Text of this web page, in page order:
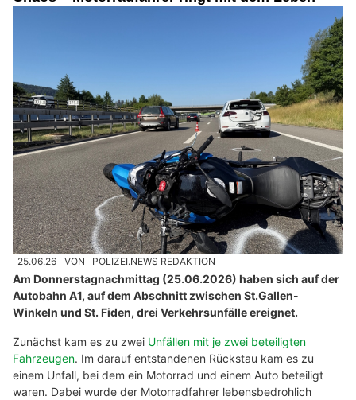
25.06.26 VON POLIZEI.NEWS REDAKTION
Am Donnerstagnachmittag (25.06.2026) haben sich auf der
Autobahn A1, auf dem Abschnitt zwischen St.Gallen-
Winkeln und St. Fiden, drei Verkehrsunfälle ereignet.
Zunächst kam es zu zwei Unfällen mit je zwei beteiligten
Fahrzeugen. Im darauf entstandenen Rückstau kam es zu
einem Unfall, bei dem ein Motorrad und einem Auto beteiligt
waren. Dabei wurde der Motorradfahrer lebensbedrohlich